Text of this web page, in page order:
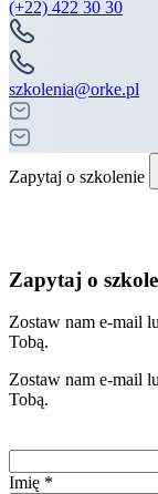
(+22) 422 30 30
szkolenia@orke.pl
Zapytaj o szkolenie
Zapytaj o
Zostaw nam e-mail
Tobą.
Zostaw nam e-mail
Tobą.
Imię *